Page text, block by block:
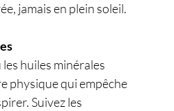
jamais en plein soleil.
les huiles minérales
physique qui empêche
Suivez les